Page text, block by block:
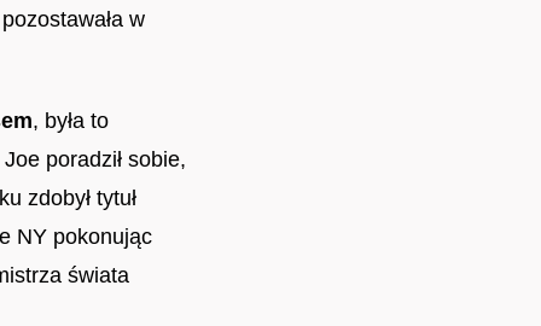
w
, była to
poradził sobie,
zdobył tytuł
NY pokonując
świata